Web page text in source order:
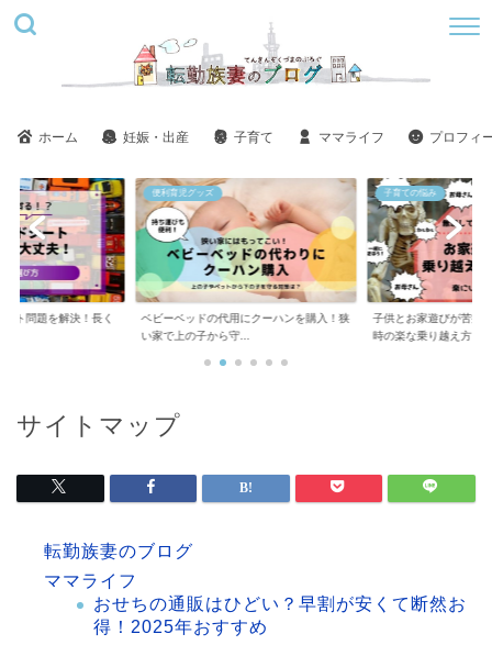
ホーム 妊娠・出産 子育て ママライフ プロフィ
ト問題を解決！長く
便利育児グッズ
ベビーベッドの代用にクーハンを購入！狭
い家で上の子から守...
子育ての悩み
子供とお家遊びが苦痛
時の楽な乗り越え方
サイトマップ
転勤族妻のブログ
ママライフ
おせちの通販はひどい？早割が安くて断然お
得！2025年おすすめ